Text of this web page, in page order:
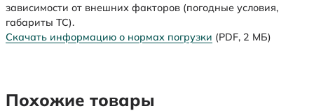
зависимости от внешних факторов (погодные условия,
габариты ТС).
Скачать информацию о нормах погрузки (PDF, 2 МБ)
Похожие товары